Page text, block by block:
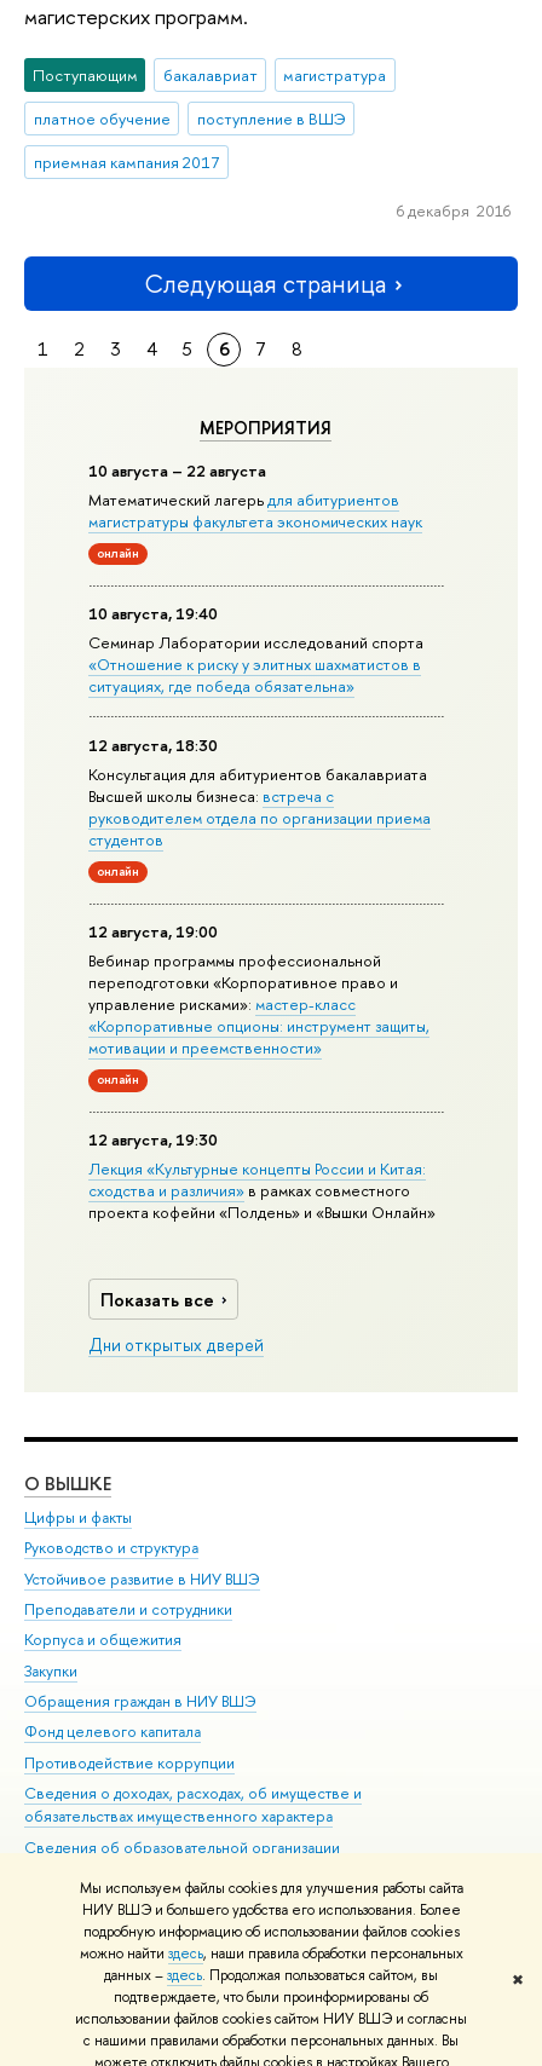
Мы используем файлы cookies для улучшения работы сайта
НИУ ВШЭ и большего удобства его использования. Более
подробную информацию об использовании файлов cookies
можно найти здесь, наши правила обработки персональных
данных –здесь. Продолжая пользоваться сайтом, вы
подтверждаете, что были проинформированы об
использовании файлов cookies сайтом НИУ ВШЭ и согласны
с нашими правилами обработки персональных данных. Вы
✖
МЕРОПРИЯТИЯ
10 августа – 22 августа
Математический лагерьдля абитуриентов
магистратуры факультета экономических наук
онлайн
10 августа, 19:40
Семинар Лаборатории исследований спорта
«Отношение к риску у элитных шахматистов в
ситуациях, где победа обязательна»
12 августа, 18:30
Консультация для абитуриентов бакалавриата
Высшей школы бизнеса: встреча с
руководителем отдела по организации приема
студентов
онлайн
12 августа, 19:00
Вебинар программы профессиональной
переподготовки «Корпоративное право и
управление рисками»:мастер-класс
«Корпоративные опционы: инструмент защиты,
мотивации и преемственности»
онлайн
12 августа, 19:30
Лекция «Культурные концепты России и Китая:
сходства и различия» в рамках совместного
проекта кофейни «Полдень» и «Вышки Онлайн»
Показать все
Дни открытых дверей
магистерских программ.
Поступающим бакалавриат
магистратура
платное обучение
поступление в ВШЭ
приемная кампания 2017
6 декабря 2016
Следующая страница
1 2 3 4 5 6 7 8
О ВЫШКЕ
Цифры и факты
Руководство и структура
Устойчивое развитие в НИУ ВШЭ
Преподаватели и сотрудники
Корпуса и общежития
Закупки
Обращения граждан в НИУ ВШЭ
Фонд целевого капитала
Противодействие коррупции
Сведения о доходах, расходах, об имуществе и
обязательствах имущественного характера
Сведения об образовательной организации
Людям с ограниченными возможностями здоровья
Единая платежная страница
Работа в Вышке
© НИУ ВШЭ 1993–2026 Адреса и контакты Условия использования
материалов Политика конфиденциальности Карта сайта